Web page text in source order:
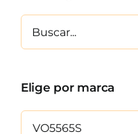
Elige por marca